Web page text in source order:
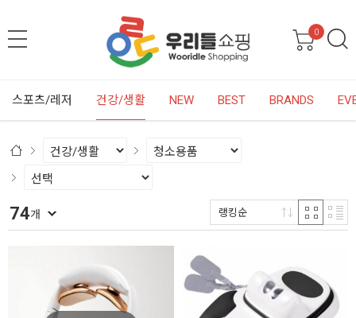
0
스포츠/레저 건강/생활 NEW BEST BRANDS
74개 랭킹순